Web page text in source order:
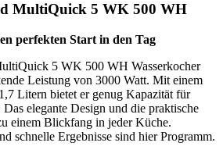
MultiQuick 5 WK 500 WH
perfekten Start in den Tag
5 WK 500 WH Wasserkocher
Leistung von 3000 Watt. Mit einem
Litern bietet er genug Kapazität für
Das elegante Design und die praktische
einem Blickfang in jeder Küche.
schnelle Ergebnisse sind hier Programm.